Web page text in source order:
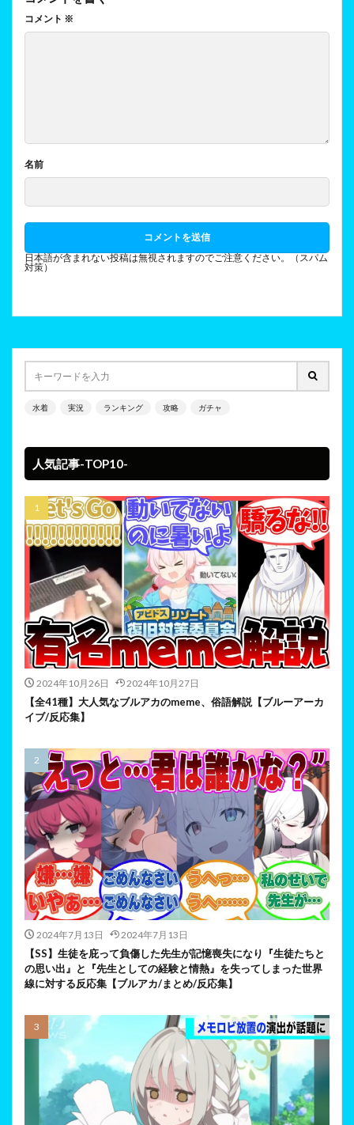
コメント ※
名前
日本語が含まれない投稿は無視されますのでご注意ください。（スパム
対策）
水着 実況 ランキング 攻略 ガチャ
人気記事-TOP10-
2024年10月26日 2024年10月27日
【全41種】大人気なブルアカのmeme、俗語解説【ブルーアーカ
イブ/反応集】
2024年7月13日 2024年7月13日
【SS】生徒を庇って負傷した先生が記憶喪失になり『生徒たちと
の思い出』と『先生としての経験と情熱』を失ってしまった世界
線に対する反応集【ブルアカ/まとめ/反応集】